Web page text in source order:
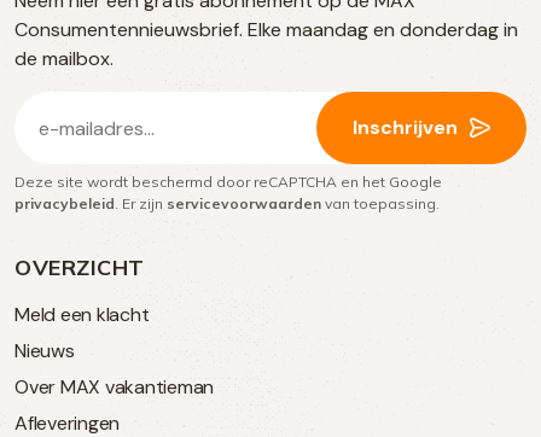
OVERZICHT
Meld een klacht
Nieuws
Over MAX vakantieman
Afleveringen
social
media
Consumentennieuwsbrief. Elke maandag en donderdag in
de mailbox.
mailadres
(Vereist)
Inschrijven
Deze site wordt beschermd door reCAPTCHA en het Google
privacybeleid . Er zijn servicevoorwaarden van toepassing.